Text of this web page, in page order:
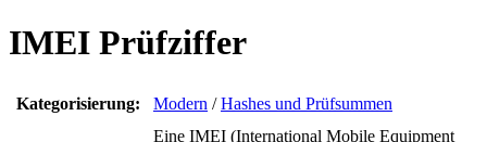
IMEI Prüfziffer
Kategorisierung: Modern /Hashes und Prüfsummen
Eine IMEI (International Mobile Equipment